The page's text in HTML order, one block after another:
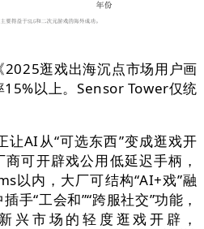
逛戏出海沉点市场用户画
以上。Sensor Tower仅统
AI从“可选东西”变成逛戏开
可开辟戏公用低延迟手柄，
以内，大厂可结构“AI+戏”融
手“工会和”“跨服社交”功能，
兴市场的轻度逛戏开辟，